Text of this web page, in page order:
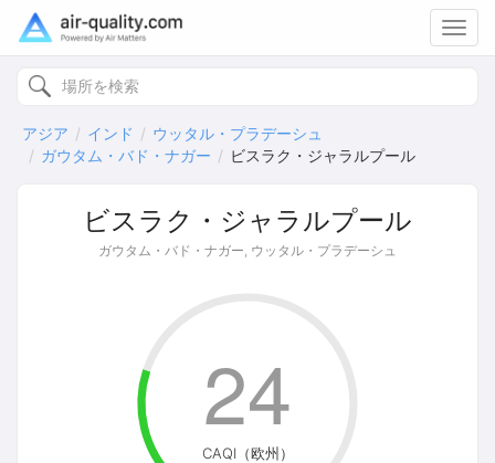
アジア インド
ウッタル・プラデーシュ
ガウタム・バド・ナガー
ビスラク・ジャラルプール
ビスラク・ジャラルプール
ガウタム・バド・ナガー, ウッタル・プラデーシュ
CAQI（欧州）
24